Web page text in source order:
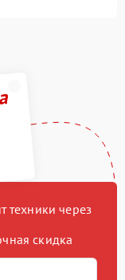
техники через
скидка